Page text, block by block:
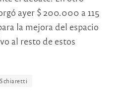
ayer $ 200.000 a 115
la mejora del espacio
al resto de estos